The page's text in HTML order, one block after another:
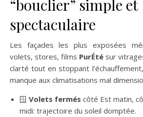
“bouclier” simple et
spectaculaire
Les façades les plus exposées
volets, stores, films PurÉté sur
clarté tout en stoppant
manque aux climatisations mal
🪟 Volets fermés côté Est matin,
midi: trajectoire du soleil domptée.